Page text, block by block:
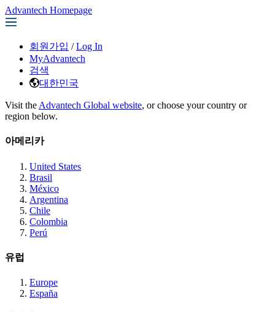
Advantech Homepage
회원가입 / Log In
MyAdvantech
검색
대한민국
Visit the Advantech Global website, or choose your country or
region below.
아메리카
United States
Brasil
México
Argentina
Chile
Colombia
Perú
유럽
Europe
España